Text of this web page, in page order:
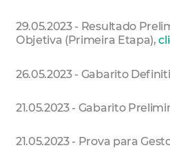
29.05.2023 - Resultado
Objetiva (Primeira Etapa),
26.05.2023 - Gabarito
21.05.2023 - Gabarito
21.05.2023 - Prova para